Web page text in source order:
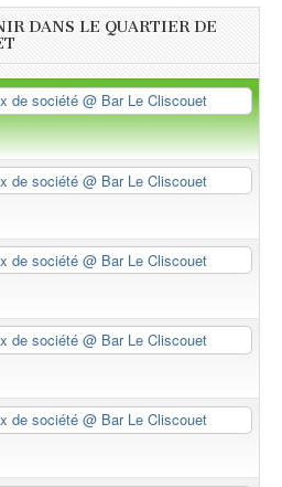
DANS LE QUARTIER DE
de société @ Bar Le Cliscouet
de société @ Bar Le Cliscouet
de société @ Bar Le Cliscouet
de société @ Bar Le Cliscouet
de société @ Bar Le Cliscouet